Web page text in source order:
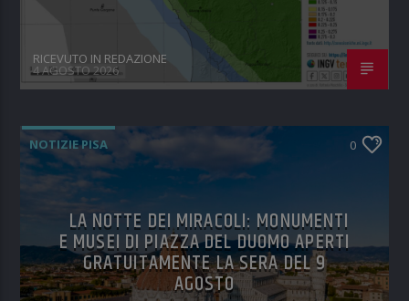
RICEVUTO IN REDAZIONE
4 AGOSTO 2026
NOTIZIE PISA 0
LA NOTTE DEI MIRACOLI: MONUMENTI
E MUSEI DI PIAZZA DEL DUOMO APERTI
GRATUITAMENTE LA SERA DEL 9
AGOSTO